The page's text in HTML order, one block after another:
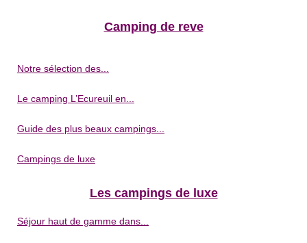
Camping de reve
Notre sélection des...
Le camping L’Ecureuil en...
Guide des plus beaux campings...
Campings de luxe
Les campings de luxe
Séjour haut de gamme dans...